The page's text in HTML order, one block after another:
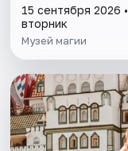
15 сентября 2026 •
вторник
Музей магии